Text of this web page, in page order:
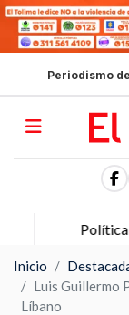
Periodismo
Política
Inicio
Luis Guillermo
Líbano